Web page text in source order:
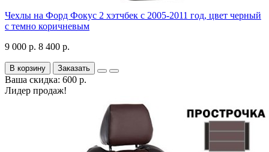
Чехлы на Форд Фокус 2 хэтчбек с 2005-2011 год, цвет черный
с темно коричневым
9 000 р. 8 400 р.
В корзину Заказать
Ваша скидка: 600 р.
Лидер продаж!